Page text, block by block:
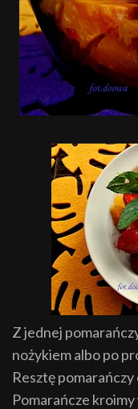
Z jednej
nożykiem albo po
Resztę pomarańczy
Pomarańcze